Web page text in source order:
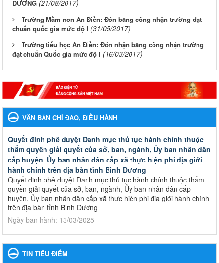
DƯƠNG (21/08/2017)
Trường Mầm non An Điền: Đón bằng công nhận trường đạt
chuẩn quốc gia mức độ I (31/05/2017)
Trường tiểu học An Điền: Đón nhận bằng công nhận trường
đạt chuẩn Quốc gia mức độ I (16/03/2017)
VĂN BẢN CHỈ ĐẠO, ĐIỀU HÀNH
Quyết đinh phê duyệt Danh mục thủ tục hành chính thuộc
thẩm quyền giải quyết của sở, ban, ngành, Ủy ban nhân dân
cấp huyện, Ủy ban nhân dân cấp xã thực hiện phi địa giới
hành chính trên địa bàn tỉnh Bình Dương
Quyết đinh phê duyệt Danh mục thủ tục hành chính thuộc thẩm
quyền giải quyết của sở, ban, ngành, Ủy ban nhân dân cấp
huyện, Ủy ban nhân dân cấp xã thực hiện phi địa giới hành chính
trên địa bàn tỉnh Bình Dương
Ngày ban hành: 13/03/2025
Kế hoạch Phổ biến, giáo dục pháp luật năm 2025 của ngành
Giáo dục và Đào tạo thành phố Bến Cát
Kế hoạch Phổ biến, giáo dục pháp luật năm 2025 của ngành
TIN TIÊU ĐIỂM